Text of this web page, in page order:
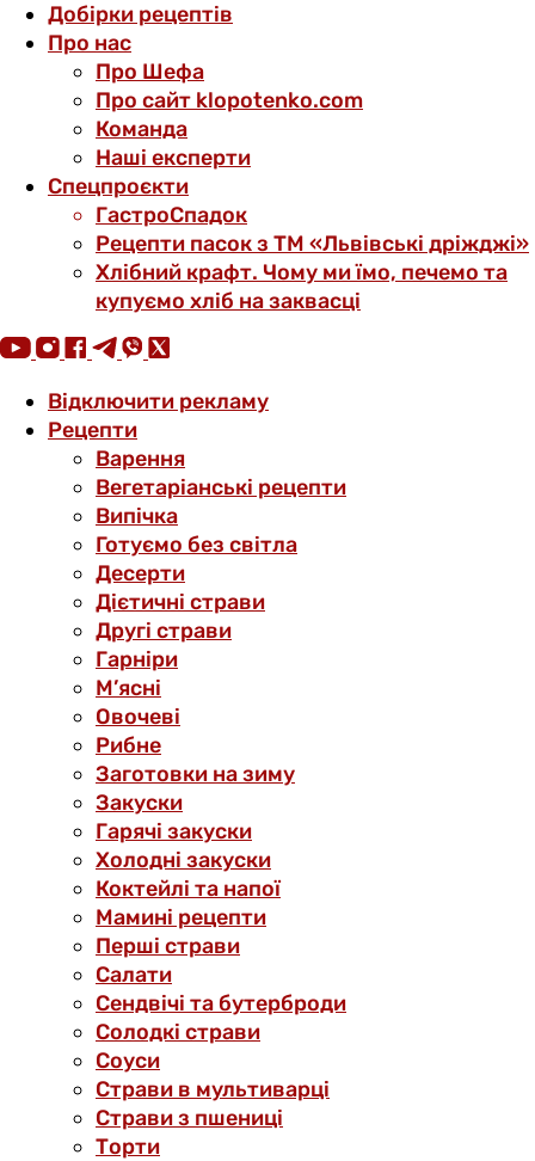
Добірки рецептів
Про нас
Про Шефа
Про сайт klopotenko.com
Команда
Наші експерти
Спецпроєкти
ГастроСпадок
Рецепти пасок з ТМ «Львівські дріжджі»
Хлібний крафт. Чому ми їмо, печемо та
купуємо хліб на заквасці
Відключити рекламу
Рецепти
Варення
Вегетаріанські рецепти
Випічка
Готуємо без світла
Десерти
Дієтичні страви
Другі страви
Гарніри
М’ясні
Овочеві
Рибне
Заготовки на зиму
Закуски
Гарячі закуски
Холодні закуски
Коктейлі та напої
Мамині рецепти
Перші страви
Салати
Сендвічі та бутерброди
Солодкі страви
Соуси
Страви в мультиварці
Страви з пшениці
Торти